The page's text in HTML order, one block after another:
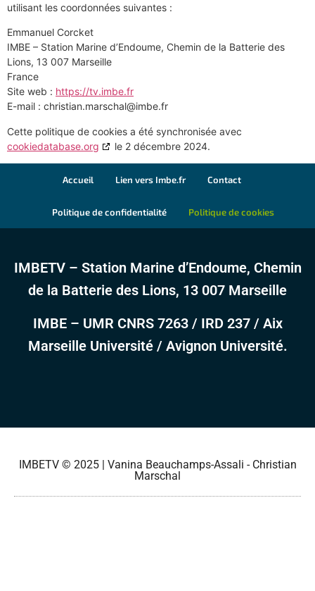
utilisant les coordonnées suivantes :
Emmanuel Corcket
IMBE – Station Marine d’Endoume, Chemin de la Batterie des
Lions, 13 007 Marseille
France
Site web : https://tv.imbe.fr
E-mail : christian.marschal@imbe.fr
Cette politique de cookies a été synchronisée avec
cookiedatabase.org
le 2 décembre 2024.
Accueil Lien vers Imbe.fr Contact
Politique de confidentialité Politique de cookies
IMBETV – Station Marine d’Endoume, Chemin
de la Batterie des Lions, 13 007 Marseille
IMBE – UMR CNRS 7263 / IRD 237 / Aix
Marseille Université / Avignon Université.
IMBETV © 2025 | Vanina Beauchamps-Assali - Christian
Marschal